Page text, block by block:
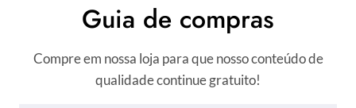
Guia de compras
Compre em nossa loja para que nosso conteúdo de
qualidade continue gratuito!